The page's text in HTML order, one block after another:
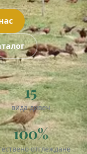
15
вида дивеч
100%
отглеждане